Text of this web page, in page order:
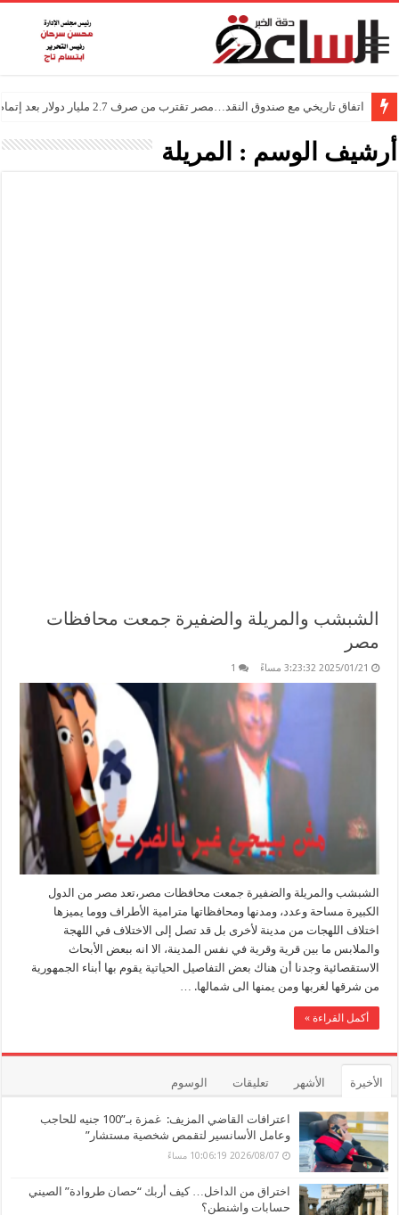
اتفاق تاريخي مع صندوق النقد…مصر تقترب من صرف 2.7 مليار دولار بعد إتمام المراجعتين
أرشيف الوسم : المريلة
الشبشب والمريلة والضفيرة جمعت محافظات
مصر
2025/01/21 3:23:32 مساءً 1
الشبشب والمريلة والضفيرة جمعت محافظات مصر،تعد مصر من الدول
الكبيرة مساحة وعدد، ومدنها ومحافظاتها مترامية الأطراف ووما يميزها
اختلاف اللهجات من مدينة لأخرى بل قد تصل إلى الاختلاف في اللهجة
والملابس ما بين قرية وقرية في نفس المدينة، الا انه ببعض الأبحاث
الاستقصائية وجدنا أن هناك بعض التفاصيل الحياتية يقوم بها أبناء الجمهورية
من شرقها لغربها ومن يمنها الى شمالها. …
أكمل القراءة »
الأخيرة الأشهر تعليقات الوسوم
اعترافات القاضي المزيف: غمزة بـ”100 جنيه للحاجب
وعامل الأسانسير لتقمص شخصية مستشار”
2026/08/07 10:06:19 مساءً
اختراق من الداخل… كيف أربك “حصان طروادة” الصيني
حسابات واشنطن؟